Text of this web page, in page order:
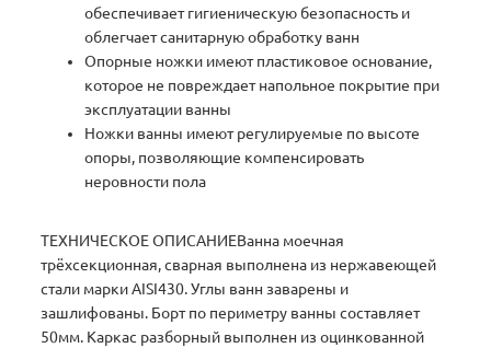
обеспечивает гигиеническую безопасность и
облегчает санитарную обработку ванн
Опорные ножки имеют пластиковое основание,
которое не повреждает напольное покрытие при
эксплуатации ванны
Ножки ванны имеют регулируемые по высоте
опоры, позволяющие компенсировать
неровности пола
ТЕХНИЧЕСКОЕ ОПИСАНИЕВанна моечная
трёхсекционная, сварная выполнена из нержавеющей
стали марки AISI430. Углы ванн заварены и
зашлифованы. Борт по периметру ванны составляет
50мм. Каркас разборный выполнен из оцинкованной